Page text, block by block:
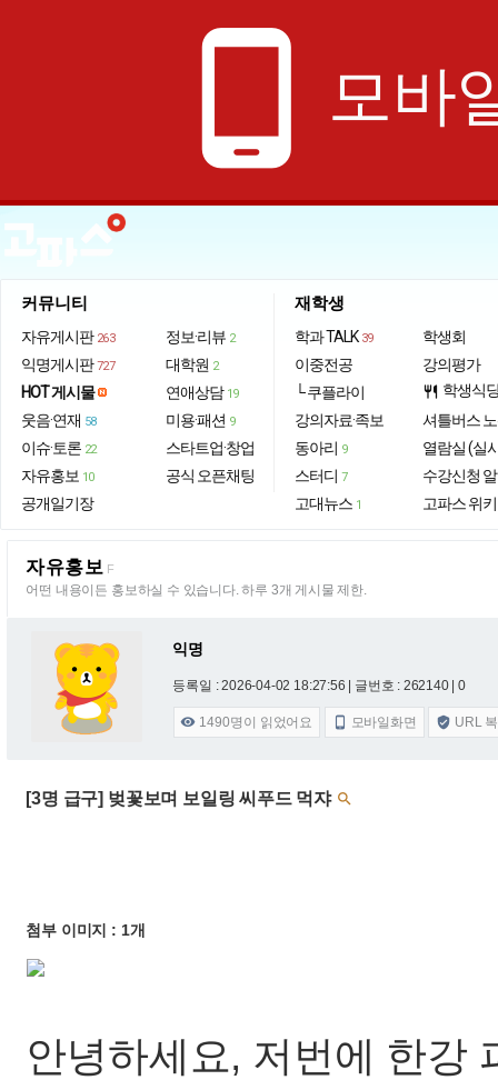
phone_android 모바
커뮤니티
자유게시판 263
익명게시판 727
HOT 게시물
웃음·연재 58
이슈·토론 22
자유홍보 10
공개일기장
정보·리뷰 2
대학원 2
연애상담 19
미용·패션 9
스타트업·창업
공식 오픈채팅
재학생
학과 TALK 39
이중전공
└ 쿠플라이
강의자료·족보
동아리 9
스터디 7
고대뉴스 1
학생회
강의평가
restaurant 학생식
셔틀버스
열람실 (실
수강신청
고파스 위키
자유홍보 F
어떤 내용이든 홍보하실 수 있습니다. 하루 3개 게시물 제한.
익명
등록일 : 2026-04-02 18:27:56 | 글번호 : 262140 | 0
 1490명이 읽었어요  모바일화면  URL
[3명 급구] 벚꽃보며 보일링 씨푸드 먹쟈 
첨부 이미지 : 1개
안녕하세요, 저번에 한강